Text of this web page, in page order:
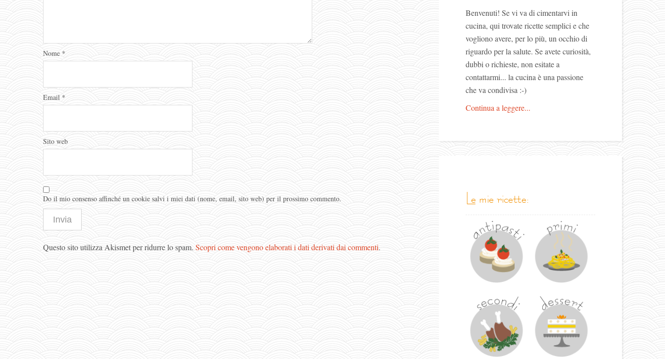
Nome *
Email *
Sito web
Do il mio consenso affinché un cookie salvi i miei dati (nome, email, sito web) per il prossimo commento.
Questo sito utilizza Akismet per ridurre lo spam. Scopri come vengono elaborati i dati derivati dai commenti.
Benvenuti! Se vi va di cimentarvi in
cucina, qui trovate ricette semplici e che
vogliono avere, per lo più, un occhio di
riguardo per la salute. Se avete curiosità,
dubbi o richieste, non esitate a
contattarmi... la cucina è una passione
che va condivisa :-)
Continua a leggere...
le mie ricette: